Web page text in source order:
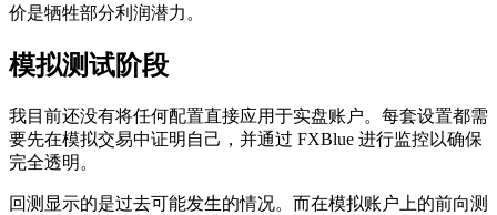
价是牺牲部分利润潜力。
模拟测试阶段
我目前还没有将任何配置直接应用于实盘账户。每套设置都需
要先在模拟交易中证明自己，并通过 FXBlue 进行监控以确保
完全透明。
回测显示的是过去可能发生的情况。而在模拟账户上的前向测